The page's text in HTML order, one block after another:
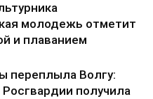
молодежь отметит
и плаванием
переплыла Волгу:
получила